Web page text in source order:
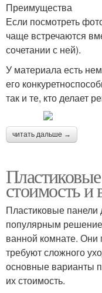
Преимущества
Если посмотреть
чаще встречаются
сочетании с ней).
У материала есть
его
так и те, кто делает
читать дальше →
стоимость и
Пластиковые панели
популярным
ванной комнате. Они
требуют сложного
основные варианты
их стоимость.